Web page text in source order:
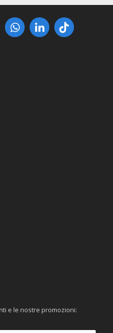
e le nostre promozioni: